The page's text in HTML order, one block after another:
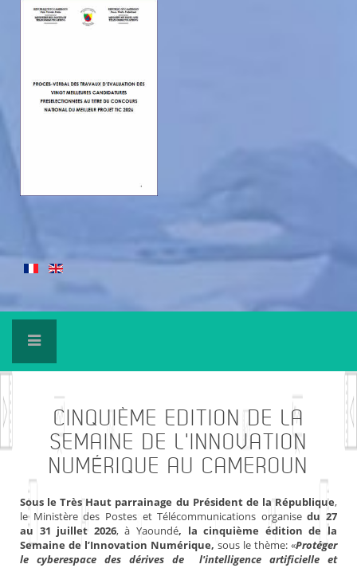
CINQUIÈME EDITION DE LA
SEMAINE DE L'INNOVATION
NUMÉRIQUE AU CAMEROUN
Sous le Très Haut parrainage du Président de la République,
le Ministère des Postes et Télécommunications organisedu 27
au 31 juillet 2026, à Yaoundé, la cinquième édition de la
Semaine de l’Innovation Numérique, sous le thème: «Protéger
le cyberespace des dérives de l'intelligence artificielle et